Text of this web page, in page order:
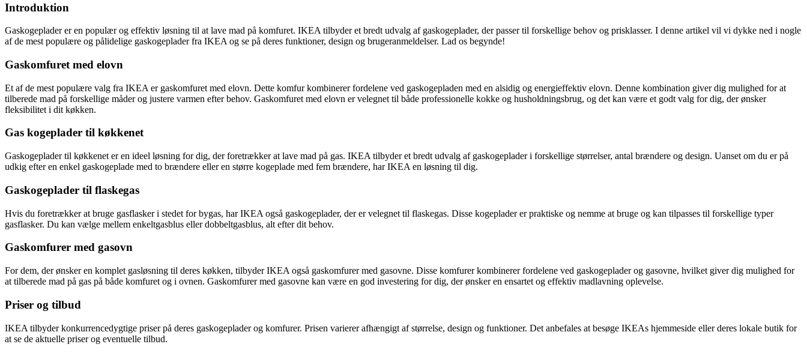
Introduktion
Gaskogeplader er en populær og effektiv løsning til at lave mad på komfuret. IKEA tilbyder et bredt udvalg af gaskogeplader, der passer til forskellige behov og prisklasser. I denne artikel vil vi dykke ned i nogle
af de mest populære og pålidelige gaskogeplader fra IKEA og se på deres funktioner, design og brugeranmeldelser. Lad os begynde!
Gaskomfuret med elovn
Et af de mest populære valg fra IKEA er gaskomfuret med elovn. Dette komfur kombinerer fordelene ved gaskogepladen med en alsidig og energieffektiv elovn. Denne kombination giver dig mulighed for at
tilberede mad på forskellige måder og justere varmen efter behov. Gaskomfuret med elovn er velegnet til både professionelle kokke og husholdningsbrug, og det kan være et godt valg for dig, der ønsker
fleksibilitet i dit køkken.
Gas kogeplader til køkkenet
Gaskogeplader til køkkenet er en ideel løsning for dig, der foretrækker at lave mad på gas. IKEA tilbyder et bredt udvalg af gaskogeplader i forskellige størrelser, antal brændere og design. Uanset om du er på
udkig efter en enkel gaskogeplade med to brændere eller en større kogeplade med fem brændere, har IKEA en løsning til dig.
Gaskogeplader til flaskegas
Hvis du foretrækker at bruge gasflasker i stedet for bygas, har IKEA også gaskogeplader, der er velegnet til flaskegas. Disse kogeplader er praktiske og nemme at bruge og kan tilpasses til forskellige typer
gasflasker. Du kan vælge mellem enkeltgasblus eller dobbeltgasblus, alt efter dit behov.
Gaskomfurer med gasovn
For dem, der ønsker en komplet gasløsning til deres køkken, tilbyder IKEA også gaskomfurer med gasovne. Disse komfurer kombinerer fordelene ved gaskogeplader og gasovne, hvilket giver dig mulighed for
at tilberede mad på gas på både komfuret og i ovnen. Gaskomfurer med gasovne kan være en god investering for dig, der ønsker en ensartet og effektiv madlavning oplevelse.
Priser og tilbud
IKEA tilbyder konkurrencedygtige priser på deres gaskogeplader og komfurer. Prisen varierer afhængigt af størrelse, design og funktioner. Det anbefales at besøge IKEAs hjemmeside eller deres lokale butik for
at se de aktuelle priser og eventuelle tilbud.